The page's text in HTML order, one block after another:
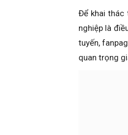
Để khai thác
nghiệp là
tuyến,
quan trọng